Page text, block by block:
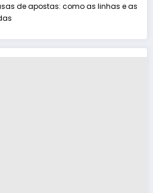
de apostas: como as linhas e as